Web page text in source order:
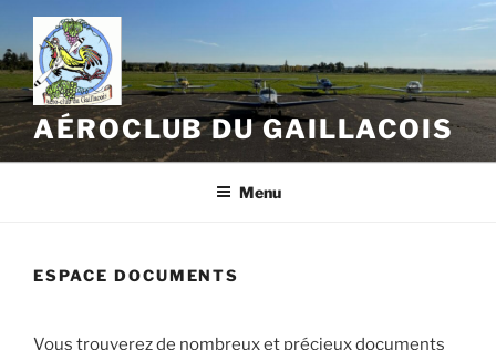
Aller
contenu
principal
AÉROCLUB DU GAILLACOIS
Menu
ESPACE DOCUMENTS
Vous trouverez de nombreux et précieux documents